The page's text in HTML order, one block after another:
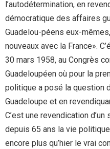
l’autodétermination, en
démocratique des affaires
Guadelou-péens eux-
nouveaux avec la France».
30 mars 1958, au Congrès
Guadeloupéen où pour la
politique a posé la question
Guadeloupe et en
C’est une revendication
depuis 65 ans la vie politique
encore plus qu’hier le vrai